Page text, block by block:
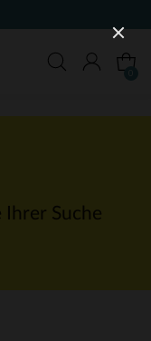
Ihrer Suche